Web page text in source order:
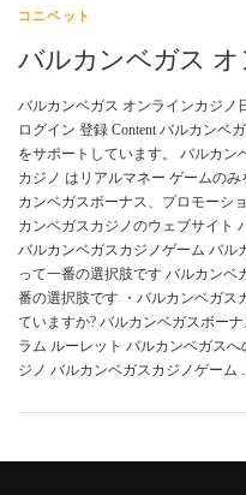
コニベット
バルカンベガス
バルカンベガス オンラインカジノ
ログイン 登録 Content バルカンベ
をサポートしています。 バルカン
カジノ はリアルマネー ゲームの
カンベガスボ​​ーナス、プロモーシ
カンベガスカジノのウェブサイト
バルカンベガスカジノゲーム バル
って一番の選択肢です バルカン
番の選択肢です ・バルカンベガス
ていますか? バルカンベガスボ​​ー
ラム ルーレット バルカンベガス
ジノ バルカンベガスカジノゲーム